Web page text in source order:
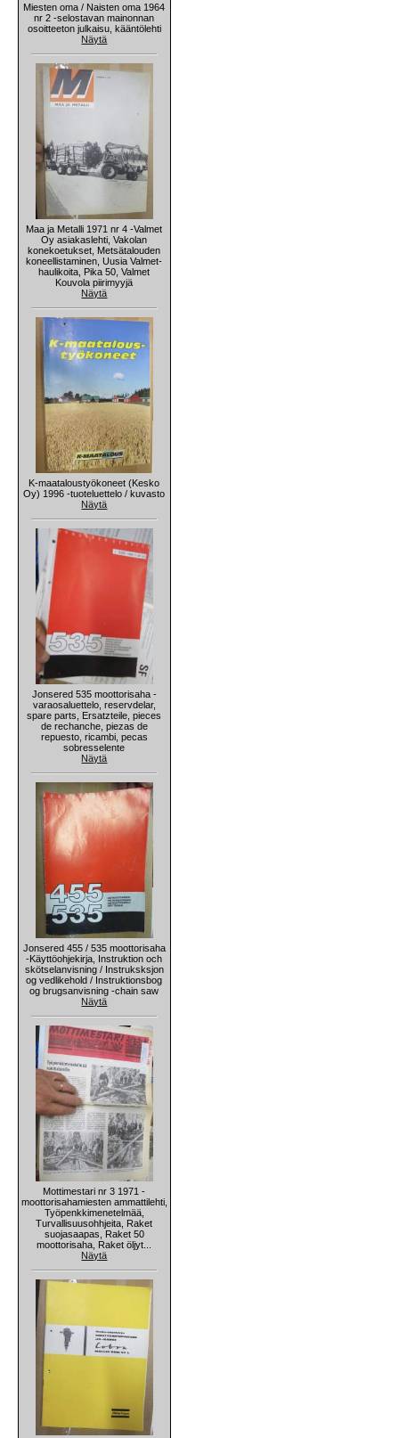
Miesten oma / Naisten oma 1964
nr 2 -selostavan mainonnan
osoitteeton julkaisu, kääntölehti
Näytä
Maa ja Metalli 1971 nr 4 -Valmet
Oy asiakaslehti, Vakolan
konekoetukset, Metsätalouden
koneellistaminen, Uusia Valmet-
haulikoita, Pika 50, Valmet
Kouvola piirimyyjä
Näytä
K-maataloustyökoneet (Kesko
Oy) 1996 -tuoteluettelo / kuvasto
Näytä
Jonsered 535 moottorisaha -
varaosaluettelo, reservdelar,
spare parts, Ersatzteile, pieces
de rechanche, piezas de
repuesto, ricambi, pecas
sobresselente
Näytä
Jonsered 455 / 535 moottorisaha
-Käyttöohjekirja, Instruktion och
skötselanvisning / Instruksksjon
og vedlikehold / Instruktionsbog
og brugsanvisning -chain saw
Näytä
Mottimestari nr 3 1971 -
moottorisahamiesten ammattilehti,
Työpenkkimenetelmää,
Turvallisuusohhjeita, Raket
suojasaapas, Raket 50
moottorisaha, Raket öljyt...
Näytä